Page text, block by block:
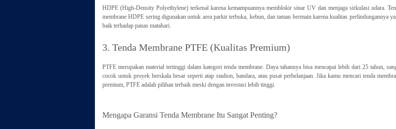
HDPE (High-Density Polyethylene) terkenal karena kemampuannya memblokir sinar UV dan menjaga sirkulasi udara.
membrane HDPE sering digunakan untuk area parkir terbuka, kebun, dan taman bermain karena kualitas perlindungannya
baik terhadap panas matahari.
3. Tenda Membrane PTFE (Kualitas Premium)
PTFE merupakan material tertinggi dalam kategori tenda membrane. Daya tahannya bisa mencapai lebih dari 25 tahun,
cocok untuk proyek berskala besar seperti atap stadion, bandara, atau pusat perbelanjaan. Jika kamu mencari tenda
premium, PTFE adalah pilihan terbaik meski dengan investasi lebih tinggi.
Mengapa Garansi Tenda Membrane Itu Sangat Penting?